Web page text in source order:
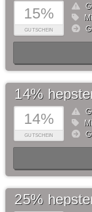
15%
GUTSCHEIN
14%
GUTSCHEIN
14%
25%